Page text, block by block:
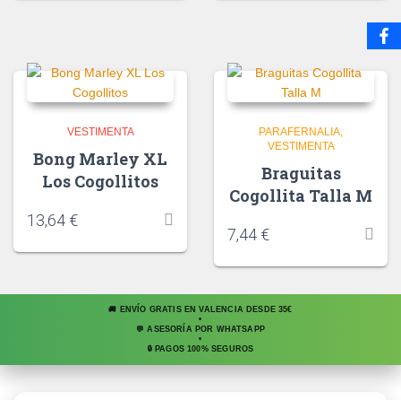
VESTIMENTA
Bong Marley XL
Los Cogollitos
13,64 €
PARAFERNALIA
VESTIMENTA
Braguitas
Cogollita Talla M
7,44 €
🚚 ENVÍO GRATIS EN VALENCIA DESDE 35€
•
💬 ASESORÍA POR WHATSAPP
•
🔒 PAGOS 100% SEGUROS